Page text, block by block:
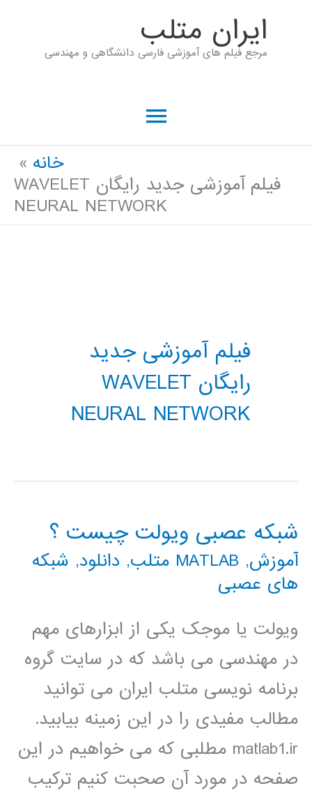
ايران متلب
مرجع فیلم های آموزشی فارسی دانشگاهی و مهندسی
فهرست
خانه
فیلم آموزشی جدید رایگان WAVELET
NEURAL NETWORK
فیلم آموزشی جدید
رایگان WAVELET
NEURAL NETWORK
شبکه عصبی ویولت چیست ؟
آموزش, MATLAB متلب , دانلود, شبکه
های عصبی
ویولت یا موجک یکی از ابزارهای مهم
در مهندسی می باشد که در سایت گروه
برنامه نویسی متلب ایران می توانید
مطالب مفیدی را در این زمینه بیابید.
matlab1.ir مطلبی که می خواهیم در این
صفحه در مورد آن صحبت کنیم ترکیب